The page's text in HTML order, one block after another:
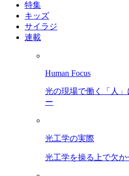
特集
キッズ
サイラジ
連載
Human Focus
光の現場で働く「人
ー
光工学の実際
光工学を操る上で欠